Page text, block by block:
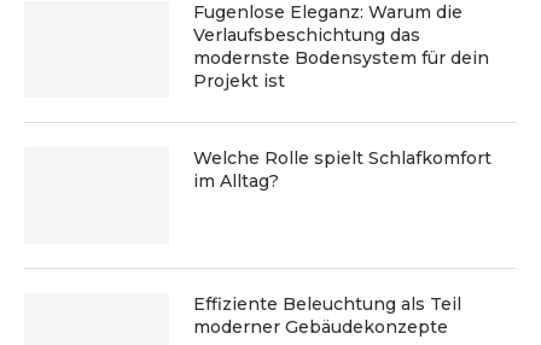
Fugenlose Eleganz: Warum die
Verlaufsbeschichtung das
modernste Bodensystem für dein
Projekt ist
Welche Rolle spielt Schlafkomfort
im Alltag?
Effiziente Beleuchtung als Teil
moderner Gebäudekonzepte